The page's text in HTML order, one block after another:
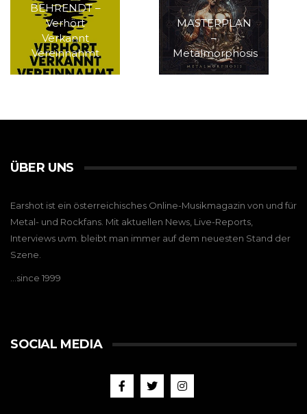
BEHRENDT –
Verhört
Verkannt
Vereinnahmt
MASTERPLAN
–
Metalmorphosis
ÜBER UNS
Earshot ist ein österreichisches Online-Musikmagazin von und für
Metal- und Rockfans. Mit aktuellen News, Live-Reports,
Interviews uvm. bleibt man immer auf dem neuesten Stand der
Szene.
…since 1999
SOCIAL MEDIA